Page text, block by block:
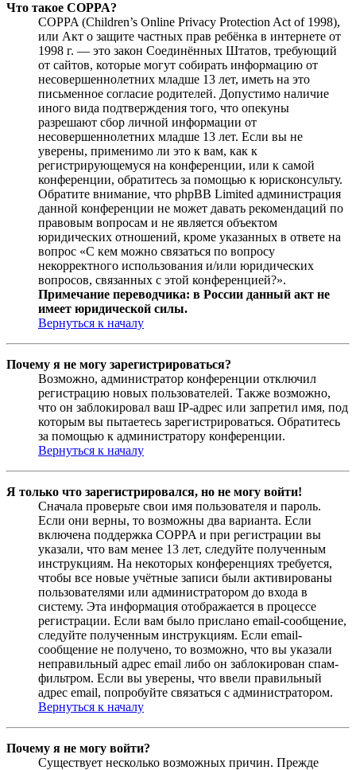
Что такое COPPA?
COPPA (Children’s Online Privacy Protection Act of 1998),
или Акт о защите частных прав ребёнка в интернете от
1998 г. — это закон Соединённых Штатов, требующий
от сайтов, которые могут собирать информацию от
несовершеннолетних младше 13 лет, иметь на это
письменное согласие родителей. Допустимо наличие
иного вида подтверждения того, что опекуны
разрешают сбор личной информации от
несовершеннолетних младше 13 лет. Если вы не
уверены, применимо ли это к вам, как к
регистрирующемуся на конференции, или к самой
конференции, обратитесь за помощью к юрисконсульту.
Обратите внимание, что phpBB Limited администрация
данной конференции не может давать рекомендаций по
правовым вопросам и не является объектом
юридических отношений, кроме указанных в ответе на
вопрос «С кем можно связаться по вопросу
некорректного использования и/или юридических
вопросов, связанных с этой конференцией?».
Примечание переводчика: в России данный акт не
имеет юридической силы.
Вернуться к началу
Почему я не могу зарегистрироваться?
Возможно, администратор конференции отключил
регистрацию новых пользователей. Также возможно,
что он заблокировал ваш IP-адрес или запретил имя, под
которым вы пытаетесь зарегистрироваться. Обратитесь
за помощью к администратору конференции.
Вернуться к началу
Я только что зарегистрировался, но не могу войти!
Сначала проверьте свои имя пользователя и пароль.
Если они верны, то возможны два варианта. Если
включена поддержка COPPA и при регистрации вы
указали, что вам менее 13 лет, следуйте полученным
инструкциям. На некоторых конференциях требуется,
чтобы все новые учётные записи были активированы
пользователями или администратором до входа в
систему. Эта информация отображается в процессе
регистрации. Если вам было прислано email-сообщение,
следуйте полученным инструкциям. Если email-
сообщение не получено, то возможно, что вы указали
неправильный адрес email либо он заблокирован спам-
фильтром. Если вы уверены, что ввели правильный
адрес email, попробуйте связаться с администратором.
Вернуться к началу
Почему я не могу войти?
Существует несколько возможных причин. Прежде